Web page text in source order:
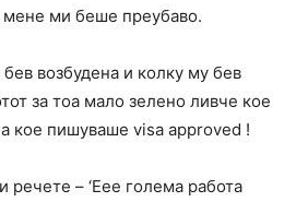
ми беше преубаво.
возбудена и колку му бев
за тоа мало зелено ливче кое
кое пишуваше visa approved !
речете – ‘Еее голема работа